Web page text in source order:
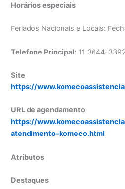
Horários especiais
Feriados Nacionais e Locais:
Telefone Principal: 11 3644-3392
Site
https://
URL de agendamento
https://
atendimento-komeco.html
Atributos
Destaques